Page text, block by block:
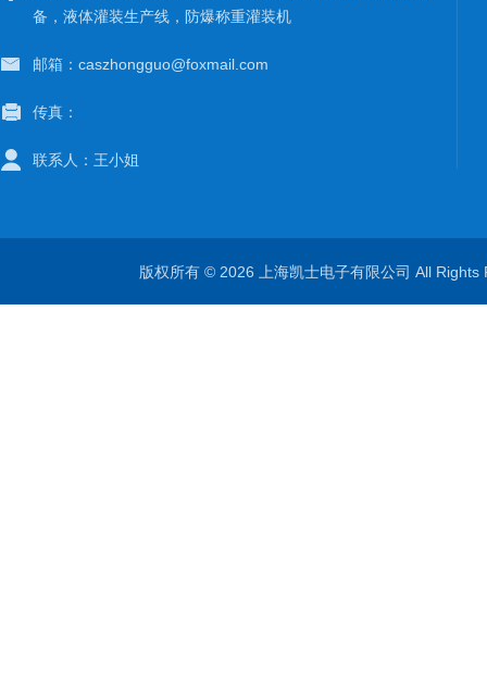
备，液体灌装生产线，防爆称重灌装机
邮箱：caszhongguo@foxmail.com
传真：
联系人：王小姐
版权所有 © 2026 上海凯士电子有限公司 All